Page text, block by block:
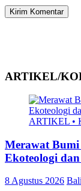
ARTIKEL/
ARTIKEL •
Merawat Bumi
Ekoteologi
8 Agustus 2026